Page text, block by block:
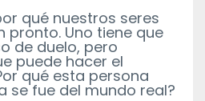
qué nuestros seres
pronto. Uno tiene que
de duelo, pero
puede hacer el
qué esta persona
se fue del mundo real?